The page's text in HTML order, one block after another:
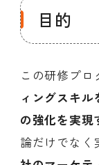
目的
この研修プロ
ィングスキ
の強化を実現
論だけでなく